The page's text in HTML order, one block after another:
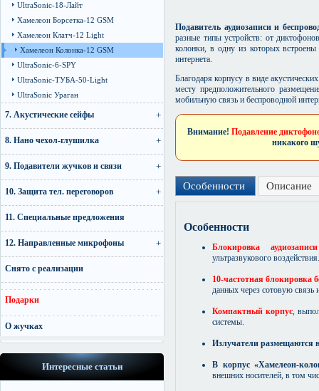
UltraSonic-18-Лайт
Хамелеон Борсетка-12 GSM
Хамелеон Клатч-12 Light
Хамелеон Колонка-12 GSM
UltraSonic-6-SPY
UltraSonic-ТУБА-50-Light
UltraSonic Ураган
7. Акустические сейфы
8. Нано чехол-глушилка
9. Подавители жучков и связи
10. Защита тел. переговоров
11. Специальные предложения
12. Направленные микрофоны
Снято с реализации
Подарки
О жучках
Интересные статьи
Подавитель аудиозаписи и
разные типы устройств: от
колонки, в одну из которых встроены
интернета.
Благодаря корпусу в виде
месту предположительного
мобильную связь и беспроводной
Внимание! Подавление
никакого
Особенности Описание
Особенности
Блокировка
ультразвукового воздействия.
10-частотная блокировка
данных через сотовую связь
Компактный корпус,
системы.
Излучатели размещаются
В корпус «Хамелеон-
внешних носителей, в том